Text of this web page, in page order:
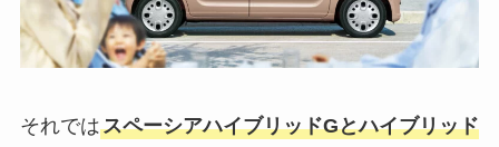
それではスペーシアハイブリッドGとハイブリッド